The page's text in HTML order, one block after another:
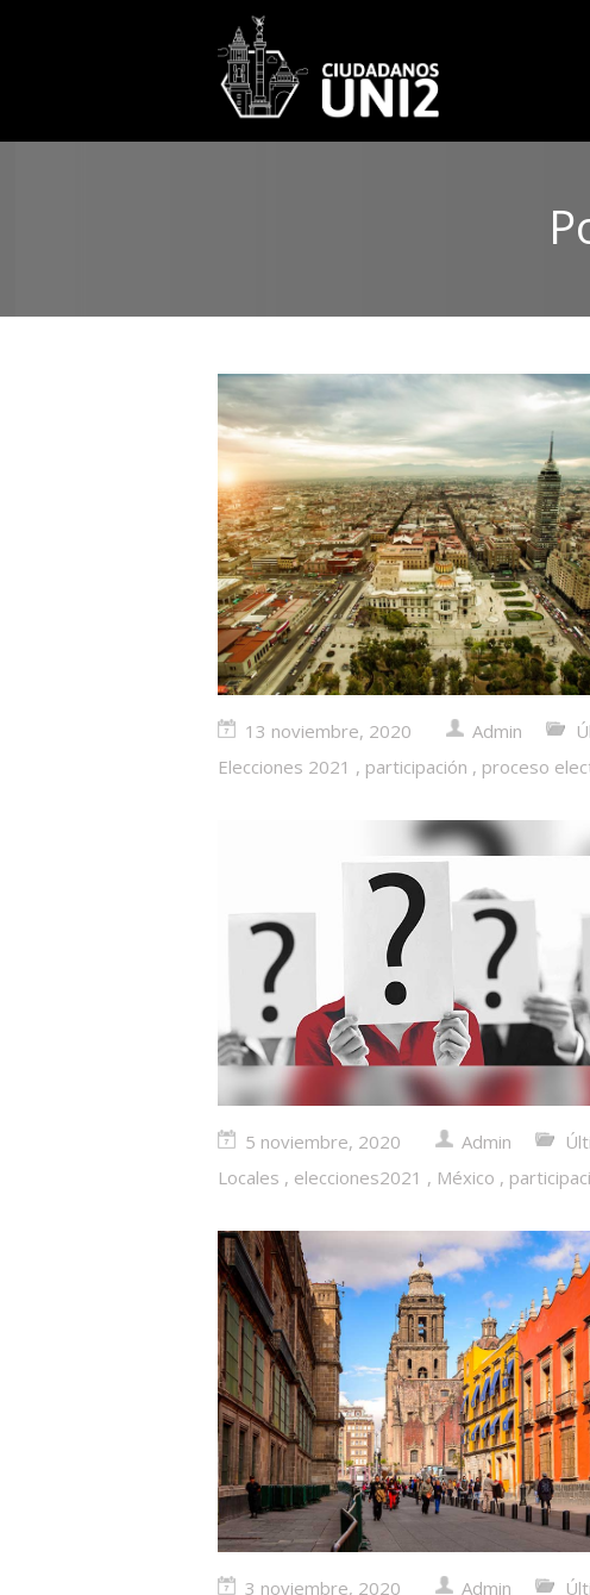
13 noviembre, 2020 Admin
Elecciones 2021 , participación , proceso
5 noviembre, 2020 Admin
Locales , elecciones2021 , México ,
3 noviembre, 2020 Admin